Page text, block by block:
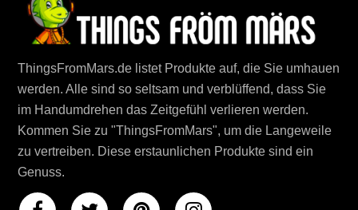
ThingsFromMars.de listet Produkte auf, die Sie umhauen
werden. Alle sind so seltsam und verblüffend, dass Sie
im Handumdrehen das Zeitgefühl verlieren werden.
Kommen Sie zu "ThingsFromMars", um die Langeweile
zu vertreiben. Diese erstaunlichen Produkte sind ein
Genuss.